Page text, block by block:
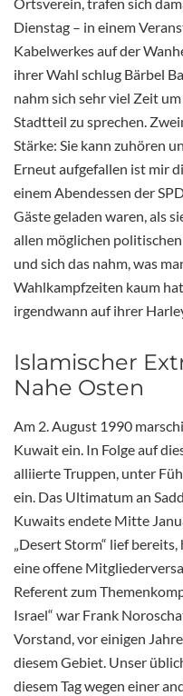
Dienstag – in einem
Kabelwerkes auf der
ihrer Wahl schlug Bärbel
nahm sich sehr viel Zeit
Stadtteil zu sprechen.
Stärke: Sie kann zuhören
Erneut aufgefallen ist mir
einem Abendessen der
Gäste geladen waren, als
allen möglichen
und sich das nahm, was
Wahlkampfzeiten kaum
irgendwann auf ihrer
Islamischer
Nahe Osten
Am 2. August 1990
Kuwait ein. In Folge auf
alliierte Truppen, unter
ein. Das Ultimatum an
Kuwaits endete Mitte
„Desert Storm“ lief
eine offene
Referent zum
Israel“ war Frank
Vorstand, vor einigen
diesem Gebiet. Unser
diesem Tag wegen einer